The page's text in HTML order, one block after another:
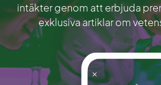
intäkter genom att erbjuda
exklusiva artiklar om